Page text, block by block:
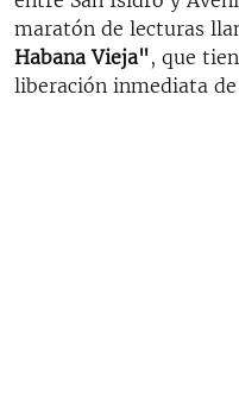
maratón de lecturas
Habana Vieja", que
liberación inmediata de